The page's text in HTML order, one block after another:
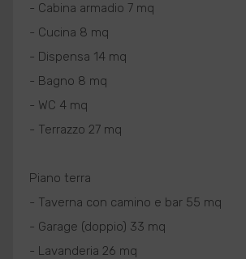
- Cabina armadio 7 mq
- Cucina 8 mq
- Dispensa 14 mq
- Bagno 8 mq
- WC 4 mq
- Terrazzo 27 mq
Piano terra
- Taverna con camino e bar 55 mq
- Garage (doppio) 33 mq
- Lavanderia 26 mq